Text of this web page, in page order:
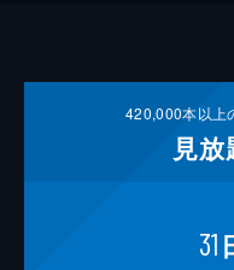
420,000本以上
見放
31